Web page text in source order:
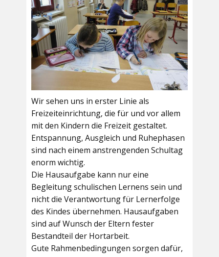
Wir sehen uns in erster Linie als
Freizeiteinrichtung, die für und vor allem
mit den Kindern die Freizeit gestaltet.
Entspannung, Ausgleich und Ruhephasen
sind nach einem anstrengenden Schultag
enorm wichtig.
Die Hausaufgabe kann nur eine
Begleitung schulischen Lernens sein und
nicht die Verantwortung für Lernerfolge
des Kindes übernehmen. Hausaufgaben
sind auf Wunsch der Eltern fester
Bestandteil der Hortarbeit.
Gute Rahmenbedingungen sorgen dafür,